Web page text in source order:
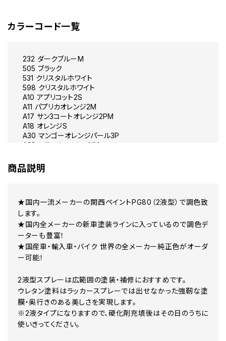
カラーコード一覧
232 ダークブルーM
505 ブラック
531 クリスタルホワイト
598 クリスタルホワイト
A10 アプリコット2S
A11 パプリカオレンジ2M
A17 サン3コートオレンジ2PM
A18 オレンジS
A30 マンゴーオレンジパール3P
A32 エモーションレッドM
A51 クリムゾンレッド3P
A52 レディッシュカッパー
A55 サンライトオレンジ
AP0 ワインレッド2PM
AR0 オレンジ 2PM
AT4 クランベリーレッド2P
AV0 レッド 2CS
AW1 スパイスレッド 2PM
AW5 スパークリングオレンジ 2M
AX6 バーニングレッド2S
AX7 クランベリーピンク2M
AX8 ローズレッドパール2P
AY0 レッド2M
AY2 フレアレッド2PM
AY4 ルミナスレッド2M
商品説明
★国内一流メーカーの関西ペイントPG80（2液型）で調色致
します。
★国内全メーカーの新車塗装ラインに入っているので調色デ
ーターも豊富！
★国産車・輸入車・バイク 世界の全メーカー純正色がオーダ
ー可能！
2液型スプレーは広範囲の塗装・補修におすすめです。
ウレタン塗料はラッカースプレーでは出せなかった強靭な塗
膜・奥行きのある美しさを実現します。
※2液タイプになりますので、硬化剤充填後はその日のうちに
使いきってください。